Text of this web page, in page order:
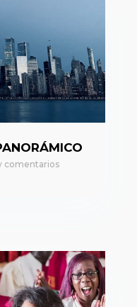
comentarios